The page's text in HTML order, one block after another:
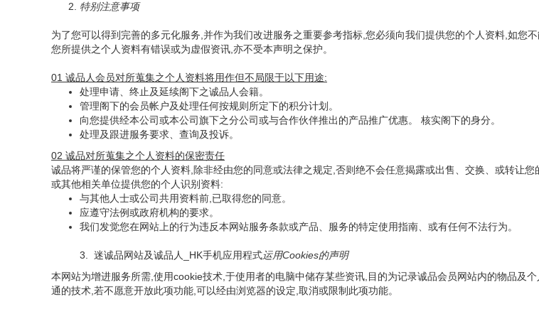
2. 特别注意事项
为了您可以得到完善的多元化服务,并作为我们改进服务之重要参考指标,您必须向我们提供您的个人资料,如您
您所提供之个人资料有错误或为虚假资讯,亦不受本声明之保护。
01 诚品人会员对所蒐集之个人资料将用作但不局限于以下用途:
处理申请、终止及延续阁下之诚品人会籍。
管理阁下的会员帐户及处理任何按规则所定下的积分计划。
向您提供经本公司或本公司旗下之分公司或与合作伙伴推出的产品推广优惠。 核实阁下的身分。
处理及跟进服务要求、查询及投诉。
02 诚品对所蒐集之个人资料的保密责任
诚品将严谨的保管您的个人资料,除非经由您的同意或法律之规定,否则绝不会任意揭露或出售、交换、或转让
或其他相关单位提供您的个人识别资料:
与其他人士或公司共用资料前,已取得您的同意。
应遵守法例或政府机构的要求。
我们发觉您在网站上的行为违反本网站服务条款或产品、服务的特定使用指南、或有任何不法行为。
3. 迷诚品网站及诚品人_HK手机应用程式运用Cookies的声明
本网站为增进服务所需,使用cookie技术,于使用者的电脑中储存某些资讯,目的为记录诚品会员网站内的物品及
通的技术,若不愿意开放此项功能,可以经由浏览器的设定,取消或限制此项功能。